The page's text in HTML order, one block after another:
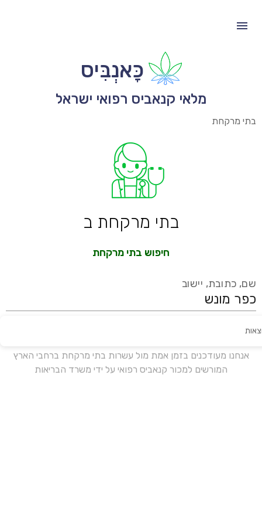
כָּאנְבִּיס
מלאי קנאביס רפואי ישראל
בתי מרקחת
בתי מרקחת ב
חיפוש בתי מרקחת
שם, כתובת, יישוב
אנחנו מעודכנים בזמן אמת מול עשרות בתי מרקחת ברחבי הארץ
המורשים למכור קנאביס רפואי על ידי משרד הבריאות